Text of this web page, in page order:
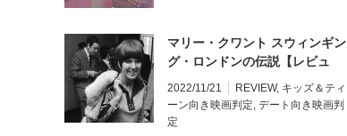
マリー・クワント スウィンギン
グ・ロンドンの伝説【レビュ
2022/11/21 REVIEW, キッズ＆ティ
ーン向き映画判定, デート向き映画判
定